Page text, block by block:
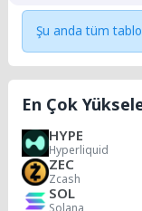
Şu anda tüm
En Çok
HYPE
Hyperliquid
ZEC
Zcash
SOL
Solana